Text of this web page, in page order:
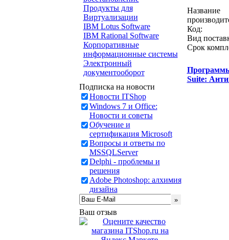
Продукты для
Виртуализации
IBM Lotus Software
IBM Rational Software
Корпоративные
информационные системы
Электронный
документооборот
Подписка на новости
Новости ITShop
Windows 7 и Office:
Новости и советы
Обучение и
сертификация Microsoft
Вопросы и ответы по
MSSQLServer
Delphi - проблемы и
решения
Adobe Photoshop: алхимия
дизайна
Ваш отзыв
Название
Код:
Вид
Срок
Suite: